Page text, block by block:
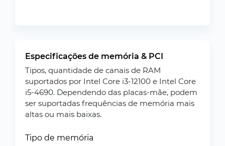
Especificações de memória & PCI
Tipos, quantidade de canais de RAM
suportados por Intel Core i3-12100 e Intel Core
i5-4690. Dependendo das placas-mãe, podem
ser suportadas frequências de memória mais
altas ou mais baixas.
Tipo de memória